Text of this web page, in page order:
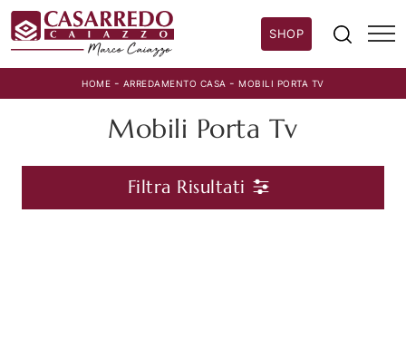
SHOP
HOME - ARREDAMENTO CASA -MOBILI PORTA TV
Mobili Porta Tv
Filtra Risultati